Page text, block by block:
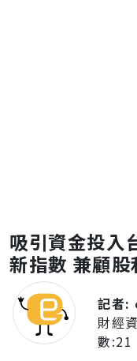
吸引資金投入
新指數 兼顧
記者:
財經
數:21